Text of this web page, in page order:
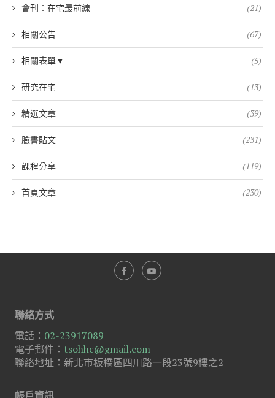
會刊：在宅最前線 (21)
相關公告 (67)
相關表單▼ (5)
研究在宅 (13)
精選文章 (39)
臉書貼文 (231)
課程分享 (119)
首頁文章 (230)
聯絡方式
電話： 02-23917089
電子郵件： tsohhc@gmail.com
聯絡地址：新北市板橋區四川路一段23號9樓之2